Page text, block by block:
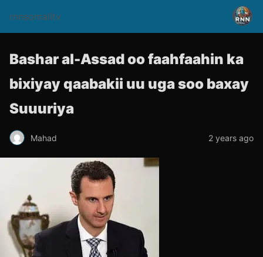
rnnsomalitv
Bashar al-Assad oo faahfaahin ka
bixiyay qaabakii uu uga soo baxay
Suuuriya
Mahad 2 years ago